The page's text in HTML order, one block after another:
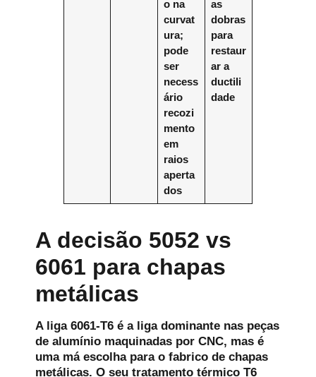
o na
curvat
ura;
pode
ser
necess
ário
recozi
mento
em
raios
aperta
dos
as
dobras
para
restaur
ar a
ductili
dade
A decisão 5052 vs
6061 para chapas
metálicas
A liga 6061-T6 é a liga dominante nas peças
de alumínio maquinadas por CNC, mas é
uma má escolha para o fabrico de chapas
metálicas. O seu tratamento térmico T6